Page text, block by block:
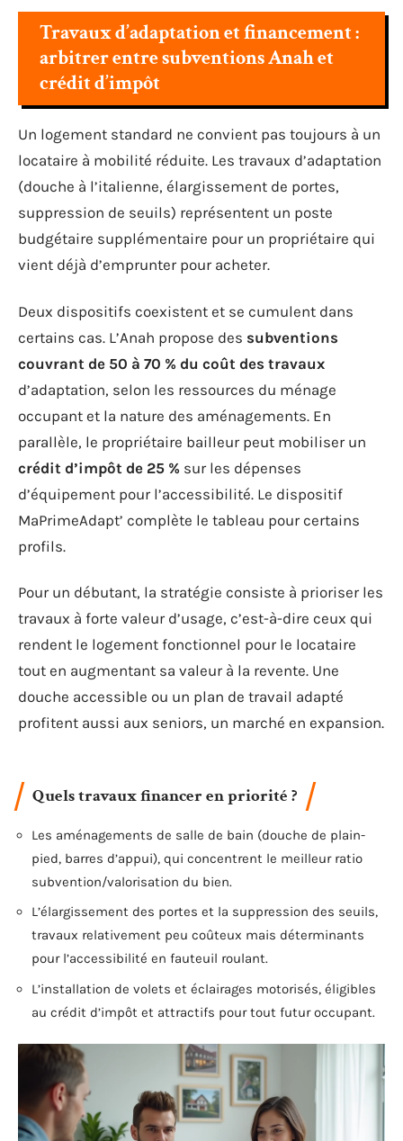
Travaux d’adaptation et financement :
arbitrer entre subventions Anah et
crédit d’impôt
Un logement standard ne convient pas toujours à un
locataire à mobilité réduite. Les travaux d’adaptation
(douche à l’italienne, élargissement de portes,
suppression de seuils) représentent un poste
budgétaire supplémentaire pour un propriétaire qui
vient déjà d’emprunter pour acheter.
Deux dispositifs coexistent et se cumulent dans
certains cas. L’Anah propose des subventions
couvrant de 50 à 70 % du coût des travaux
d’adaptation, selon les ressources du ménage
occupant et la nature des aménagements. En
parallèle, le propriétaire bailleur peut mobiliser un
crédit d’impôt de 25 % sur les dépenses
d’équipement pour l’accessibilité. Le dispositif
MaPrimeAdapt’ complète le tableau pour certains
profils.
Pour un débutant, la stratégie consiste à prioriser les
travaux à forte valeur d’usage, c’est-à-dire ceux qui
rendent le logement fonctionnel pour le locataire
tout en augmentant sa valeur à la revente. Une
douche accessible ou un plan de travail adapté
profitent aussi aux seniors, un marché en expansion.
Quels travaux financer en priorité ?
Les aménagements de salle de bain (douche de plain-
pied, barres d’appui), qui concentrent le meilleur ratio
subvention/valorisation du bien.
L’élargissement des portes et la suppression des seuils,
travaux relativement peu coûteux mais déterminants
pour l’accessibilité en fauteuil roulant.
L’installation de volets et éclairages motorisés, éligibles
au crédit d’impôt et attractifs pour tout futur occupant.